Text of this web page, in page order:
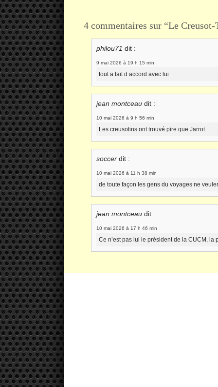
4 commentaires sur “Le Creusot-
philou71 dit :
9 mai 2026 à 19 h 15 min
tout a fait d accord avec lui
jean montceau dit :
10 mai 2026 à 9 h 56 min
Les creusotins ont trouvé pire que Jarrot
soccer dit :
10 mai 2026 à 11 h 38 min
de toute façon les gens du voyages ne
jean montceau dit :
10 mai 2026 à 17 h 46 min
Ce n’est pas lui le président de la CUCM, la